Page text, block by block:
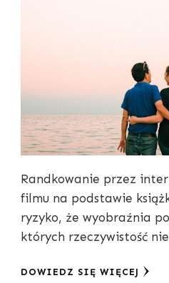
Randkowanie przez
filmu na podstawie
ryzyko, że wyobraźnia
których rzeczywistość
DOWIEDZ SIĘ WIĘCEJ